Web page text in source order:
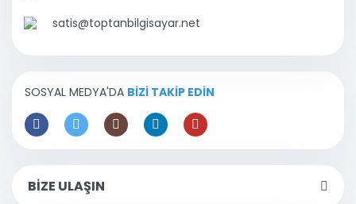
satis@toptanbilgisayar.net
SOSYAL MEDYA'DA BİZİ TAKİP EDİN
BİZE ULAŞIN